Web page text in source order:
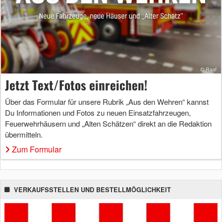
Jetzt Text/Fotos einreichen!
Über das Formular für unsere Rubrik „Aus den Wehren“ kannst
Du Informationen und Fotos zu neuen Einsatzfahrzeugen,
Feuerwehrhäusern und „Alten Schätzen“ direkt an die Redaktion
übermitteln.
Zum Formular
VERKAUFSSTELLEN UND BESTELLMÖGLICHKEIT